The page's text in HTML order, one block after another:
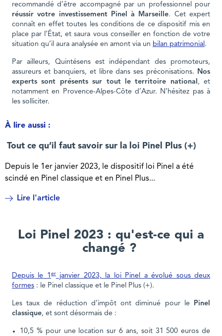
recommandé d’être accompagné par un professionnel pour
réussir votre investissement Pinel à Marseille. Cet expert
connaît en effet toutes les conditions de ce dispositif mis en
place par l’État, et saura vous conseiller en fonction de votre
situation qu’il aura analysée en amont via un bilan patrimonial .
Par ailleurs, Quintésens est indépendant des promoteurs,
assureurs et banquiers, et libre dans ses préconisations.
Nos
experts sont présents sur tout le territoire national , et
notamment en Provence-Alpes-Côte d’Azur. N’hésitez pas à
les solliciter.
À lire aussi :
Tout ce qu’il faut savoir sur la loi Pinel Plus (+)
Depuis le 1er janvier 2023, le dispositif loi Pinel a été
scindé en Pinel classique et en Pinel Plus...
Lire l'article
Loi Pinel 2023 : qu'est-ce qui a
changé ?
Depuis le 1erjanvier 2023, la loi Pinel a évolué sous deux
formes : le Pinel classique et le Pinel Plus (+).
Les taux de réduction d’impôt ont diminué pour le Pinel
classique, et sont désormais de :
10,5 % pour une location sur 6 ans, soit 31 500 euros de